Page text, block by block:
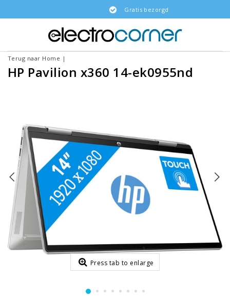
Gratis bezorgd
Terug naar Home |
HP Pavilion x360 14-ek0955nd
Press tab to enlarge